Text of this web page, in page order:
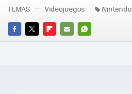
FACEBOOK
TWITTERFLIPBOARD
E-
WHATSAPP
TEMAS Videojuegos Nintendo